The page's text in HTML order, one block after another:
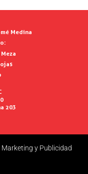
Medina
203
y Publicidad